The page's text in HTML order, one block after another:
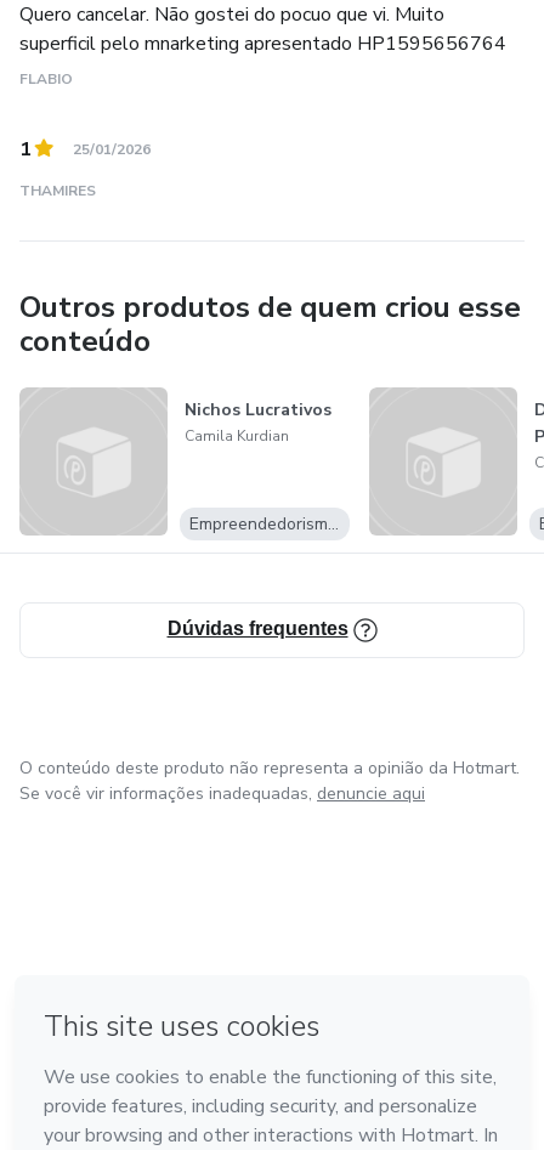
Quero cancelar. Não gostei do pocuo que vi. Muito
superficil pelo mnarketing apresentado HP1595656764
FLABIO
1 25/01/2026
THAMIRES
Outros produtos de quem criou esse
conteúdo
Nichos Lucrativos
Camila Kurdian
Empreendedorismo Digital
Dúvidas frequentes
O conteúdo deste produto não representa a opinião da Hotmart.
Se você vir informações inadequadas, denuncie aqui
Feito com ❤ em Bogotá